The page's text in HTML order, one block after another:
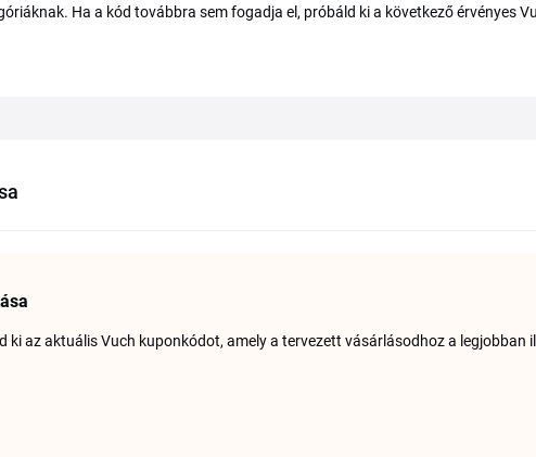
Ha a kód továbbra sem fogadja el, próbáld ki a következő érvényes
ki az aktuális Vuch kuponkódot, amely a tervezett vásárlásodhoz a legjobban